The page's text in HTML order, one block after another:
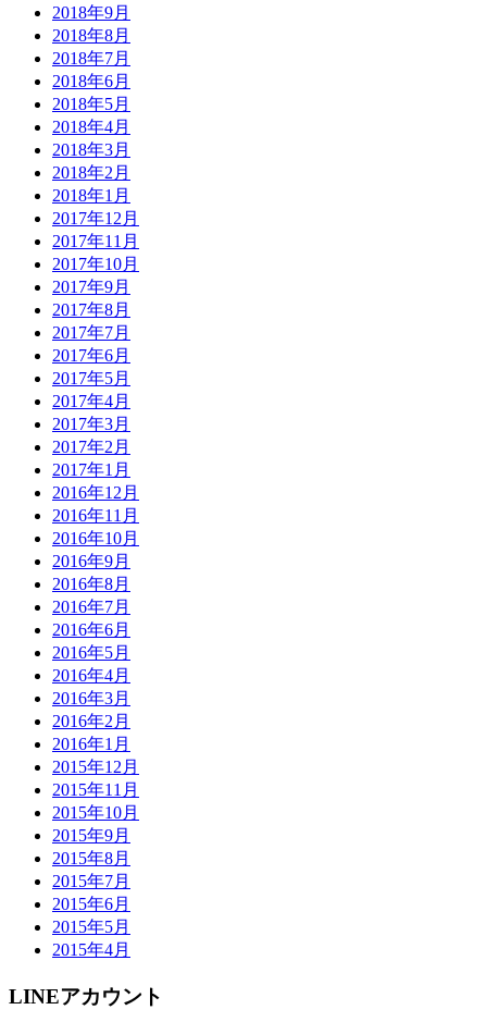
2018年9月
2018年8月
2018年7月
2018年6月
2018年5月
2018年4月
2018年3月
2018年2月
2018年1月
2017年12月
2017年11月
2017年10月
2017年9月
2017年8月
2017年7月
2017年6月
2017年5月
2017年4月
2017年3月
2017年2月
2017年1月
2016年12月
2016年11月
2016年10月
2016年9月
2016年8月
2016年7月
2016年6月
2016年5月
2016年4月
2016年3月
2016年2月
2016年1月
2015年12月
2015年11月
2015年10月
2015年9月
2015年8月
2015年7月
2015年6月
2015年5月
2015年4月
LINEアカウント